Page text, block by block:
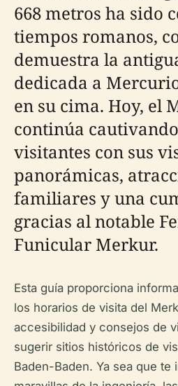
668 metros ha sido
tiempos romanos,
demuestra la
dedicada a
en su cima. Hoy, el
continúa
visitantes con sus
panorámicas,
familiares y una
gracias al notable
Funicular Merkur.
Esta guía proporciona
los horarios de visita del
accesibilidad y consejos de
sugerir sitios históricos de
Baden-Baden. Ya sea que te